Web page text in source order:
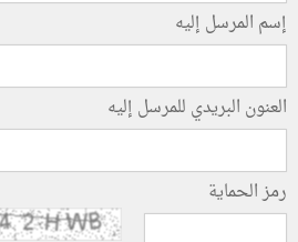
إسم المرسل إليه
العنون البريدي للمرسل إليه
رمز الحماية